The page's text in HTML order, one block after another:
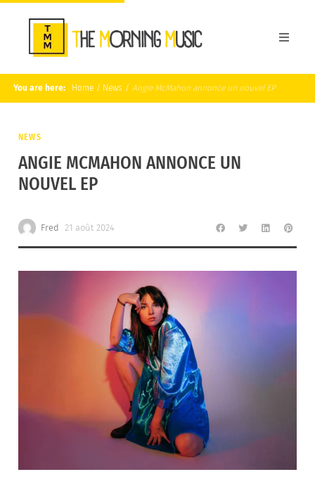
You are here: Home / News / Angie McMahon annonce un nouvel EP
NEWS
ANGIE MCMAHON ANNONCE UN
NOUVEL EP
Fred 21 août 2024